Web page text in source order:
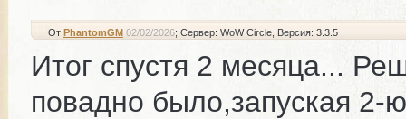
От PhantomGM 02/02/2026; Сервер: WoW Circle , Версия: 3.3.5
Итог спустя 2 месяца...
повадно было,запуская 2-